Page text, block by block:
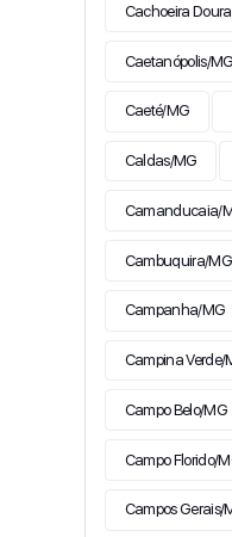
Cachoeira
Caetanópolis/MG
Caeté/MG
Caldas/MG
Camanducaia/
Cambuquira/MG
Campanha/MG
Campina Verde/
Campo Belo/MG
Campo Florido/
Campos Gerais/